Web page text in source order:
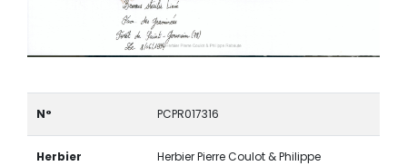
N° PCPR017316
Herbier
Herbier Pierre Coulot & Philippe